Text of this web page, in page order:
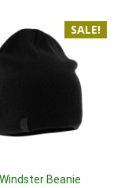
SALE!
Beanie